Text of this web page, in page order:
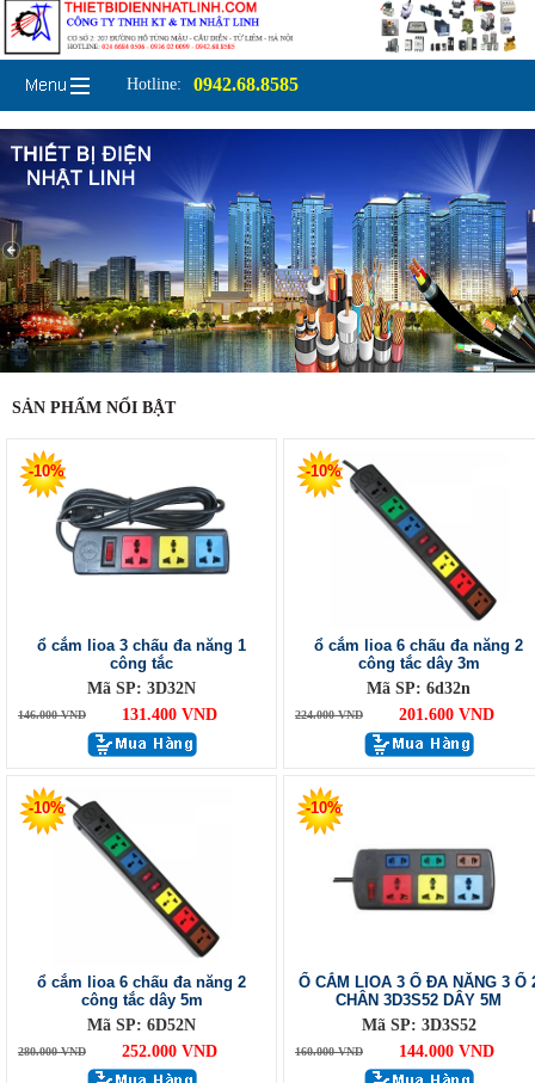
Hotline: 0942.68.8585
SẢN PHẨM NỔI BẬT
-10%
ổ cắm lioa 3 chấu đa năng 1
công tắc
Mã SP: 3D32N
146.000 VND 131.400 VND
-10%
ổ cắm lioa 6 chấu đa năng 2
công tắc dây 3m
Mã SP: 6d32n
224.000 VND 201.600 VND
-10%
ổ cắm lioa 6 chấu đa năng 2
công tắc dây 5m
Mã SP: 6D52N
280.000 VND 252.000 VND
-10%
Ổ CẮM LIOA 3 Ổ ĐA NĂNG 3 Ổ
CHÂN 3D3S52 DÂY 5M
Mã SP: 3D3S52
160.000 VND 144.000 VND